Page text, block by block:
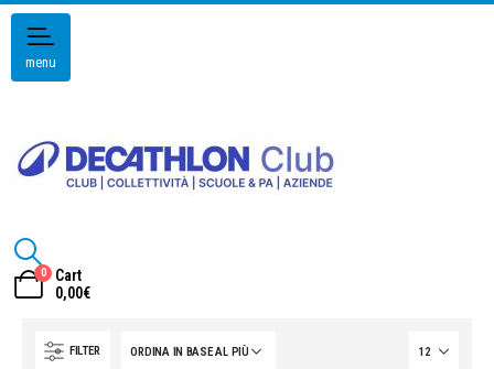
menu
0
Cart
0,00€
FILTER